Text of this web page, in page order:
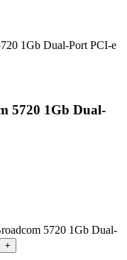
1Gb Dual-Port PCI-e
5720 1Gb Dual-
5720 1Gb Dual-
+